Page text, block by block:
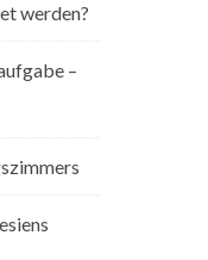
werden?
–